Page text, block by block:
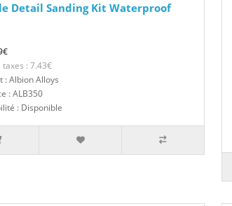
Detail Sanding Kit Waterproof
taxes : 7.43€
: Albion Alloys
: ALB350
: Disponible